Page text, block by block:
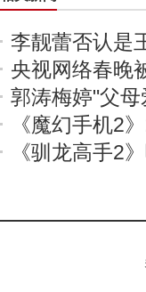
李靓蕾否认是
央视网络春晚
郭涛梅婷"父
《魔幻手机2
《驯龙高手2